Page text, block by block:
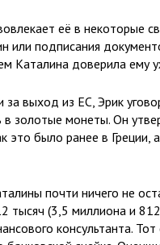
её в некоторые
или подписания
Каталина доверила ему
выход из ЕС, Эрик
в золотые монеты. Он
это было ранее в
почти ничего не
тысяч (3,5 миллиона и
консультанта.